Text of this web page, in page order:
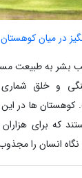
در میان کوهستان
بشر به طبیعت
و خلق شماری
ها در این
که برای
انسان را